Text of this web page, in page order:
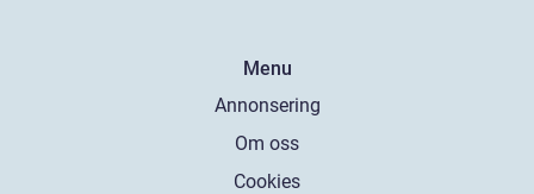
Menu
Annonsering
Om oss
Cookies